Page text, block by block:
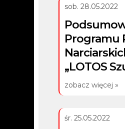
sob. 28.05.2022
Programu
„LOTOS
zobacz więcej »
śr. 25.05.2022